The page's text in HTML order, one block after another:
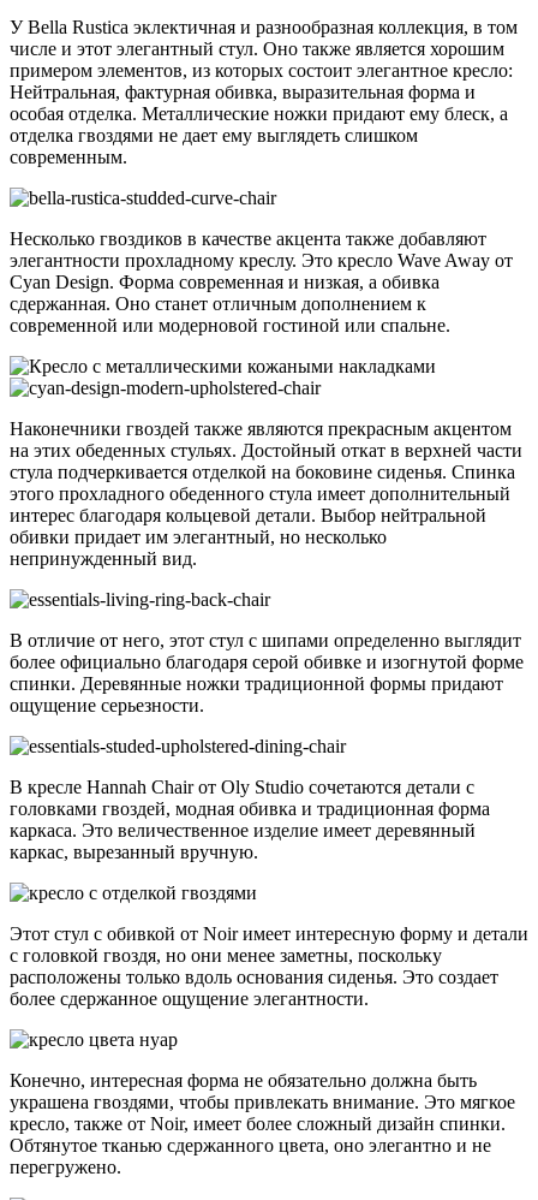
У Bella Rustica эклектичная и разнообразная коллекция, в том
числе и этот элегантный стул. Оно также является хорошим
примером элементов, из которых состоит элегантное кресло:
Нейтральная, фактурная обивка, выразительная форма и
особая отделка. Металлические ножки придают ему блеск, а
отделка гвоздями не дает ему выглядеть слишком
современным.
Несколько гвоздиков в качестве акцента также добавляют
элегантности прохладному креслу. Это кресло Wave Away от
Cyan Design. Форма современная и низкая, а обивка
сдержанная. Оно станет отличным дополнением к
современной или модерновой гостиной или спальне.
Наконечники гвоздей также являются прекрасным акцентом
на этих обеденных стульях. Достойный откат в верхней части
стула подчеркивается отделкой на боковине сиденья. Спинка
этого прохладного обеденного стула имеет дополнительный
интерес благодаря кольцевой детали. Выбор нейтральной
обивки придает им элегантный, но несколько
непринужденный вид.
В отличие от него, этот стул с шипами определенно выглядит
более официально благодаря серой обивке и изогнутой форме
спинки. Деревянные ножки традиционной формы придают
ощущение серьезности.
В кресле Hannah Chair от Oly Studio сочетаются детали с
головками гвоздей, модная обивка и традиционная форма
каркаса. Это величественное изделие имеет деревянный
каркас, вырезанный вручную.
Этот стул с обивкой от Noir имеет интересную форму и детали
с головкой гвоздя, но они менее заметны, поскольку
расположены только вдоль основания сиденья. Это создает
более сдержанное ощущение элегантности.
Конечно, интересная форма не обязательно должна быть
украшена гвоздями, чтобы привлекать внимание. Это мягкое
кресло, также от Noir, имеет более сложный дизайн спинки.
Обтянутое тканью сдержанного цвета, оно элегантно и не
перегружено.